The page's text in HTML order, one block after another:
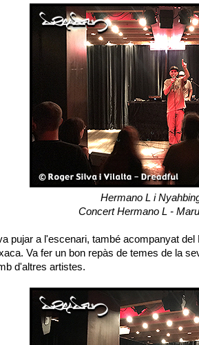
Hermano L i
Concert Hermano L -
pujar a l'escenari, també acompanyat
Va fer un bon repàs de temes de la
d'altres artistes.